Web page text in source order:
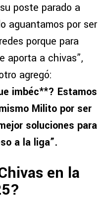
poste parado a
aguantamos por ser
porque para
aporta a chivas”,
agregó:
imbéc**? Estamos
Milito por ser
soluciones para
a la liga”.
en la